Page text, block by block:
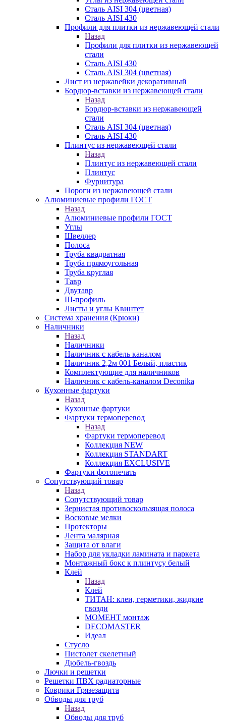
Сталь AISI 304 (цветная)
Сталь AISI 430
Профили для плитки из нержавеющей стали
Назад
Профили для плитки из нержавеющей
стали
Сталь AISI 430
Сталь AISI 304 (цветная)
Лист из нержавейки декоративный
Бордюр-вставки из нержавеющей стали
Назад
Бордюр-вставки из нержавеющей
стали
Сталь AISI 304 (цветная)
Сталь AISI 430
Плинтус из нержавеющей стали
Назад
Плинтус из нержавеющей стали
Плинтус
Фурнитура
Пороги из нержавеющей стали
Алюминиевые профили ГОСТ
Назад
Алюминиевые профили ГОСТ
Углы
Швеллер
Полоса
Труба квадратная
Труба прямоугольная
Труба круглая
Тавр
Двутавр
Ш-профиль
Листы и углы Квинтет
Система хранения (Крюки)
Наличники
Назад
Наличники
Наличник с кабель каналом
Наличник 2,2м 001 Белый, пластик
Комплектующие для наличников
Наличник с кабель-каналом Deconika
Кухонные фартуки
Назад
Кухонные фартуки
Фартуки термоперевод
Назад
Фартуки термоперевод
Коллекция NEW
Коллекция STANDART
Коллекция EXCLUSIVE
Фартуки фотопечать
Сопутствующий товар
Назад
Сопутствующий товар
Зернистая противоскользящая полоса
Восковые мелки
Протекторы
Лента малярная
Защита от влаги
Набор для укладки ламината и паркета
Монтажный бокс к плинтусу белый
Клей
Назад
Клей
ТИТАН: клеи, герметики, жидкие
гвозди
МОМЕНТ монтаж
DECOMASTER
Идеал
Стусло
Пистолет скелетный
Дюбель-гвоздь
Лючки и решетки
Решетки ПВХ радиаторные
Коврики Грязезащита
Обводы для труб
Назад
Обводы для труб